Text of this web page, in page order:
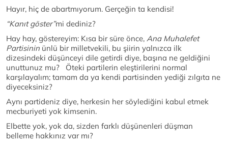
Hayır, hiç de abartmıyorum. Gerçeğin ta kendisi!
“Kanıt göster”mi dediniz?
Hay hay, göstereyim: Kısa bir süre önce, Ana Muhalefet
Partisinin ünlü bir milletvekili, bu şiirin yalnızca ilk
dizesindeki düşünceyi dile getirdi diye, başına ne geldiğini
unuttunuz mu? Öteki partilerin eleştirilerini normal
karşılayalım; tamam da ya kendi partisinden yediği zılgıta ne
diyeceksiniz?
Aynı partideniz diye, herkesin her söylediğini kabul etmek
mecburiyeti yok kimsenin.
Elbette yok, yok da, sizden farklı düşünenleri düşman
belleme hakkınız var mı?